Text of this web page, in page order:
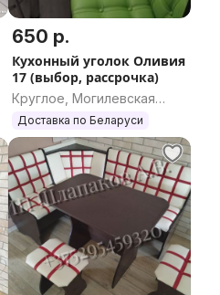
650 р.
Кухонный уголок Оливия
17 (выбор, рассрочка)
Круглое, Могилевская
область
Доставка по Беларуси